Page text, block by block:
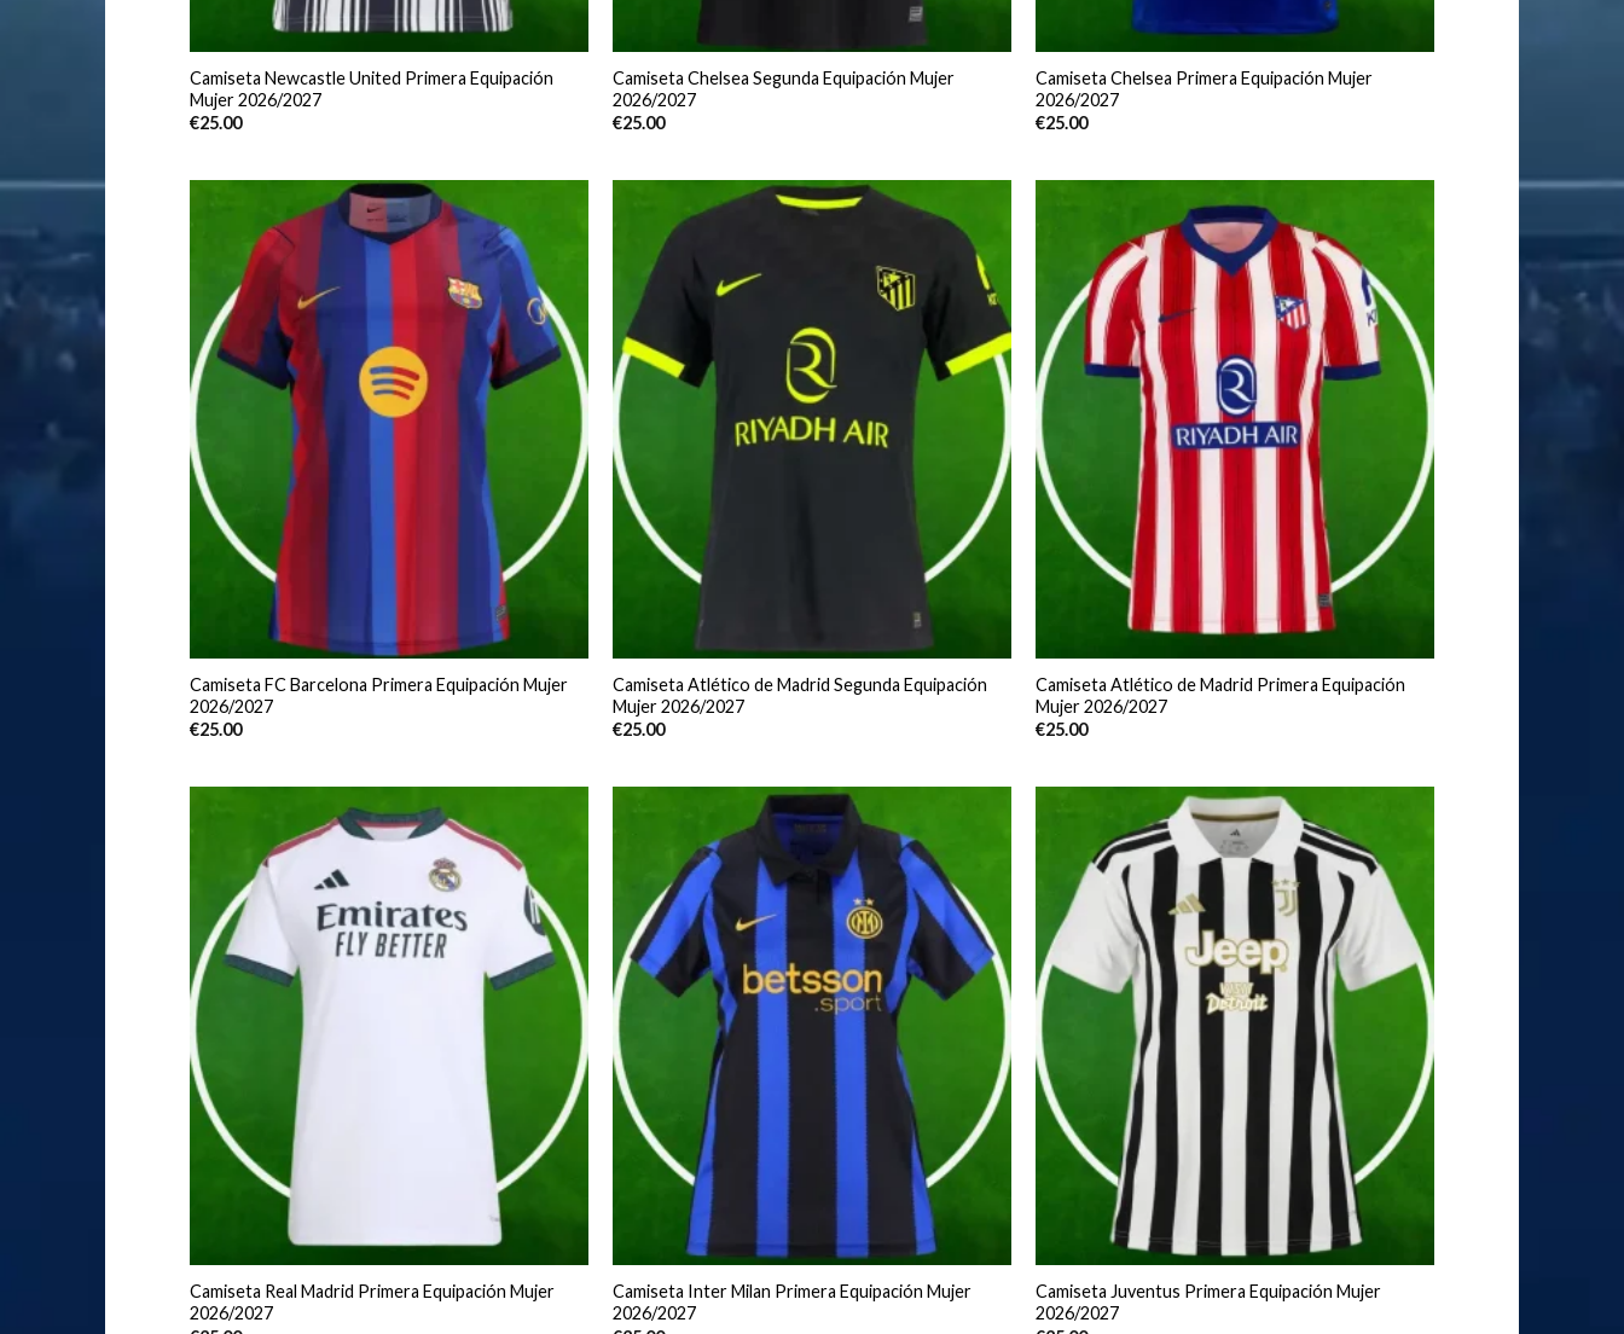
Camiseta Newcastle United Primera Equipación
Mujer 2026/2027
€25.00
Camiseta Chelsea Segunda Equipación Mujer
2026/2027
€25.00
Camiseta Chelsea Primera Equipación Mujer
2026/2027
€25.00
Camiseta FC Barcelona Primera Equipación Mujer
2026/2027
€25.00
Camiseta Atlético de Madrid Segunda Equipación
Mujer 2026/2027
€25.00
Camiseta Atlético de Madrid Primera Equipación
Mujer 2026/2027
€25.00
Camiseta Real Madrid Primera Equipación Mujer
2026/2027
Camiseta Inter Milan Primera Equipación Mujer
2026/2027
Camiseta Juventus Primera Equipación Mujer
2026/2027